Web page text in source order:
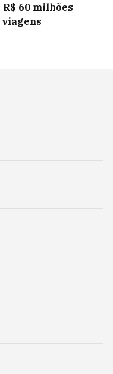
60 milhões
viagens